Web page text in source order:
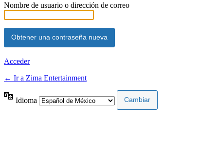
Nombre de usuario o dirección de correo
Acceder
← Ir a Zima Entertainment
Idioma